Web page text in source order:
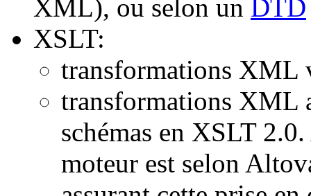
XML), ou selon un DTD
XSLT:
transformations XML
transformations XML
schémas en XSLT
moteur est selon